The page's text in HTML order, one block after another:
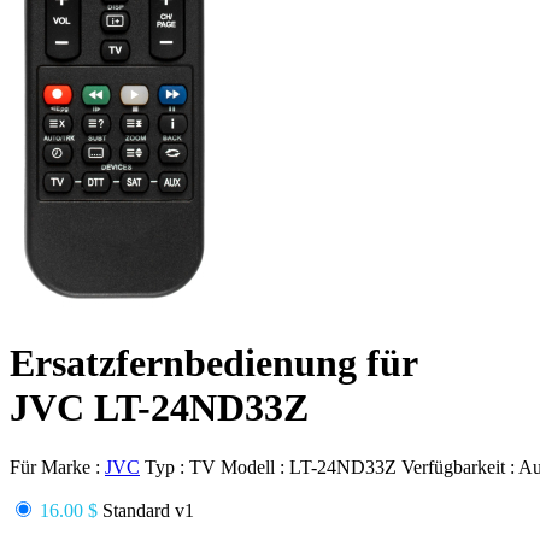
Ersatzfernbedienung für
JVC LT-24ND33Z
Für Marke : JVC Typ : TV Modell : LT-24ND33Z Verfügbarkeit :
16.00 $ Standard v1